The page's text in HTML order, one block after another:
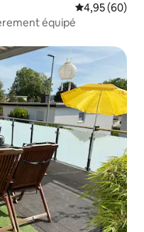
Évaluation
4,95 (60)
équipé
appréciés